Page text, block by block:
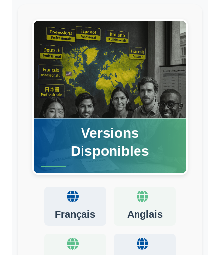
Versions
Disponibles
Français Anglais